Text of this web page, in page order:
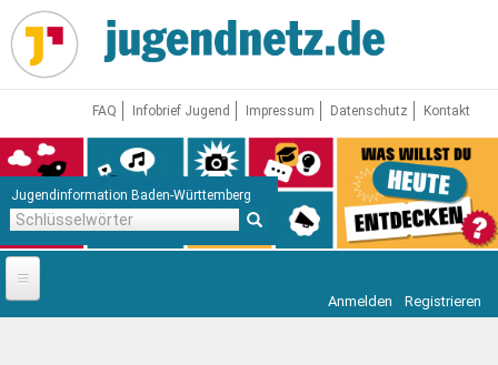
Direkt
zum
Inhalt
FAQ Infobrief Jugend Impressum Datenschutz Kontakt
Jugendinformation Baden-Württemberg
Startseite
Anmelden Registrieren